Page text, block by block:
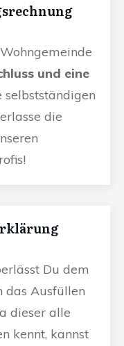
und eine
selbstständigen
die
Du dem
das Ausfüllen
dieser alle
kennt, kannst